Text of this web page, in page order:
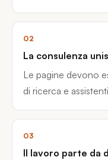
02
La consulenza
Le pagine devono
di ricerca e
03
Il lavoro parte da